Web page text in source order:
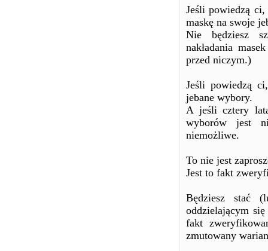
Jeśli powiedzą ci,
maskę na swoje
Nie będziesz
nakładania
przed niczym.)
Jeśli powiedzą
jebane wybory.
A jeśli cztery
wyborów jest
niemożliwe.
To nie jest
Jest to fakt
Będziesz stać
oddzielającym
fakt
zmutowany